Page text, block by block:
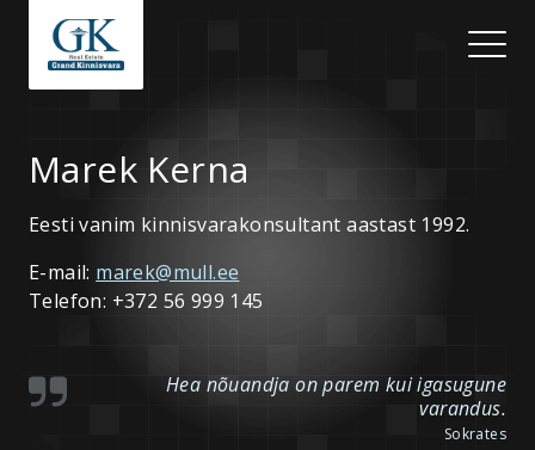
Marek Kerna
Eesti vanim kinnisvarakonsultant aastast 1992.
E-mail: marek@mull.ee
Telefon: +372 56 999 145
Hea nõuandja on parem kui igasugune
varandus.
Sokrates